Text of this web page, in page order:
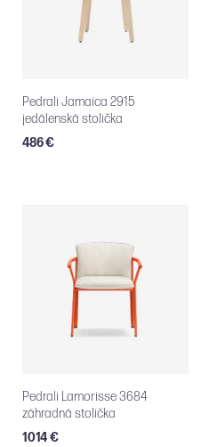
Pedrali Jamaica 2915
jedálenská stolička
486 €
Pedrali Lamorisse 3684
záhradná stolička
1014 €